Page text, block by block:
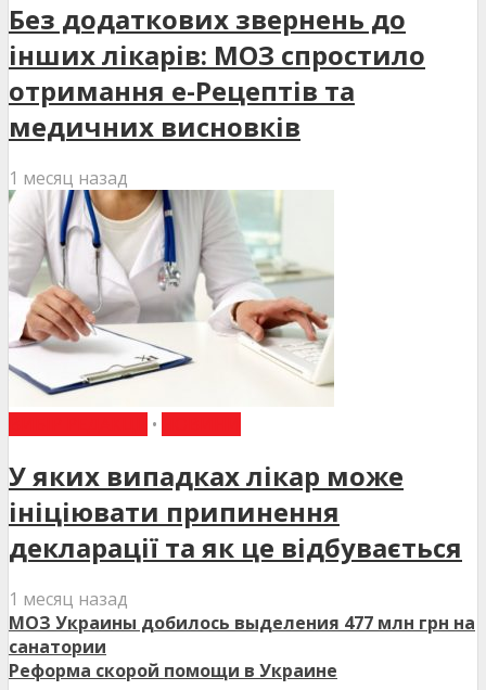
Без додаткових звернень до
інших лікарів: МОЗ спростило
отримання е-Рецептів та
медичних висновків
1 месяц назад
•
У яких випадках лікар може
ініціювати припинення
декларації та як це відбувається
1 месяц назад
МОЗ Украины добилось выделения 477 млн грн на
санатории
Реформа скорой помощи в Украине